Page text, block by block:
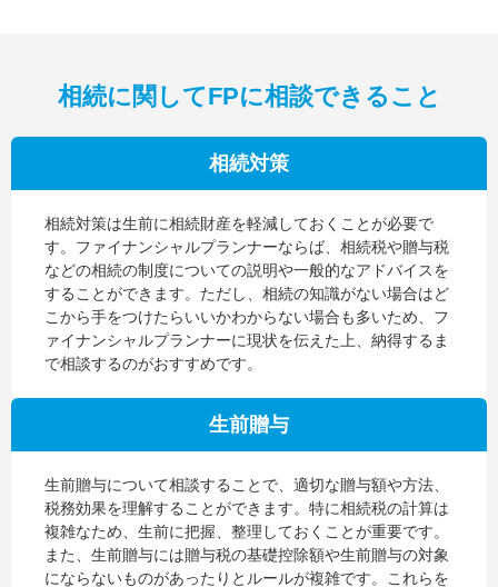
相続に関してFPに相談できること
相続対策
相続対策は生前に相続財産を軽減しておくことが必要で
す。ファイナンシャルプランナーならば、相続税や贈与税
などの相続の制度についての説明や一般的なアドバイスを
することができます。ただし、相続の知識がない場合はど
こから手をつけたらいいかわからない場合も多いため、フ
ァイナンシャルプランナーに現状を伝えた上、納得するま
で相談するのがおすすめです。
生前贈与
生前贈与について相談することで、適切な贈与額や方法、
税務効果を理解することができます。特に相続税の計算は
複雑なため、生前に把握、整理しておくことが重要です。
また、生前贈与には贈与税の基礎控除額や生前贈与の対象
にならないものがあったりとルールが複雑です。これらを